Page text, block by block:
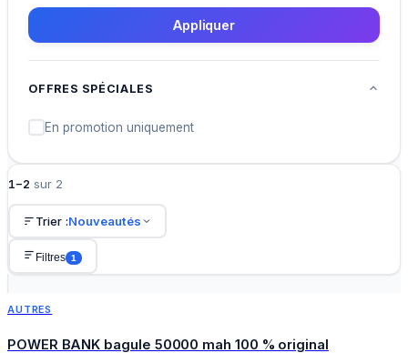
Appliquer
OFFRES SPÉCIALES
En promotion uniquement
1–2 sur 2
Trier :Nouveautés
Filtres 1
TOP
+ Ajouter au panier
AUTRES
POWER BANK bagule 50000 mah 100 % original